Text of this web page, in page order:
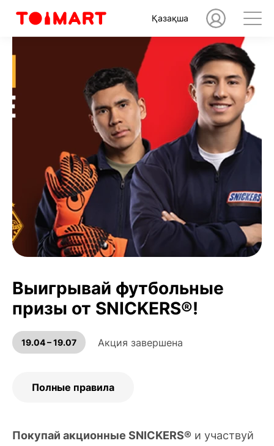
Қазақша
Выигрывай футбольные
призы от SNICKERS®!
19.04 – 19.07 Акция завершена
Полные правила
Покупай акционные SNICKERS® и участвуй